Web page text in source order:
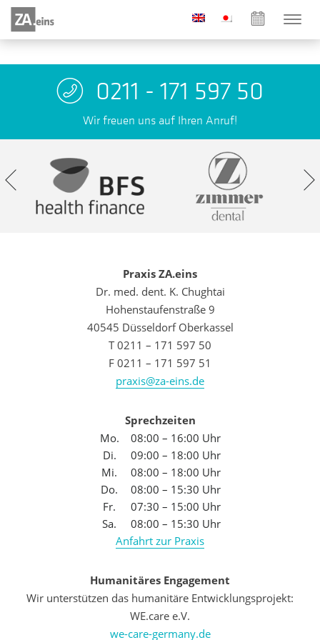
0211 - 171 597 50
Wir freuen uns auf Ihren Anruf!
Praxis ZA.eins
Dr. med. dent. K. Chughtai
Hohenstaufenstraße 9
40545 Düsseldorf Oberkassel
T 0211 – 171 597 50
F 0211 – 171 597 51
praxis@za-eins.de
Sprechzeiten
Mo.
08:00 – 16:00 Uhr
Di.
09:00 – 18:00 Uhr
Mi.
08:00 – 18:00 Uhr
Do.
08:00 – 15:30 Uhr
Fr.
07:30 – 15:00 Uhr
Sa.
08:00 – 15:30 Uhr
Anfahrt zur Praxis
Humanitäres Engagement
Wir unterstützen das humanitäre Entwicklungsprojekt:
WE.care e.V.
we-care-germany.de